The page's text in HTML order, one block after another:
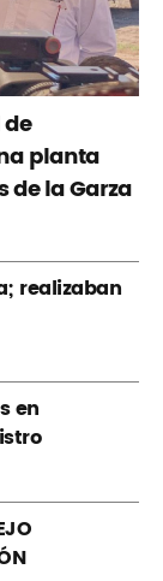
planta
de la Garza
realizaban
en